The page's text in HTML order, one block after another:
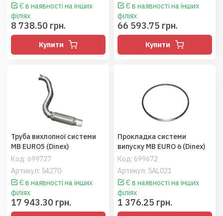
Є в наявності на інших
філіях
8 738.50 грн.
Купити
Є в наявності на інших
філіях
66 593.75 грн.
Купити
Код: 699727
Артикул: 54270
Труба вихлопної системи
MB EURO5 (Dinex)
Є в наявності на інших
філіях
17 943.30 грн.
Код: 699672
Артикул: 5AL021
Прокладка системи
випуску MB EURO 6 (Dinex)
Є в наявності на інших
філіях
1 376.25 грн.